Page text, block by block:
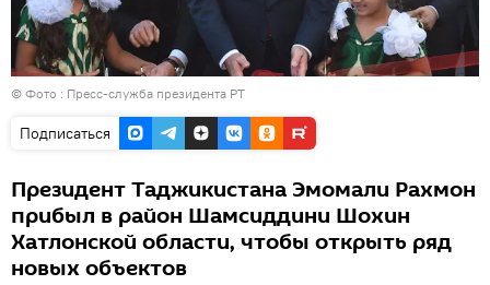
© Фото : Пресс-служба президента РТ
Подписаться
Президент Таджикистана Эмомали Рахмон
прибыл в район Шамсиддини Шохин
Хатлонской области, чтобы открыть ряд
новых объектов